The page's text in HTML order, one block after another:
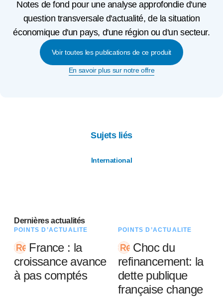
Notes de fond pour une analyse approfondie d'une
question transversale d'actualité, de la situation
économique d'un pays, d'une région ou d'un secteur.
Voir toutes les publications de ce produit
En savoir plus sur notre offre
Sujets liés
International
Dernières actualités
POINTS D’ACTUALITÉ
France : la
croissance avance
à pas comptés
POINTS D’ACTUALITÉ
Choc du
refinancement: la
dette publique
française change